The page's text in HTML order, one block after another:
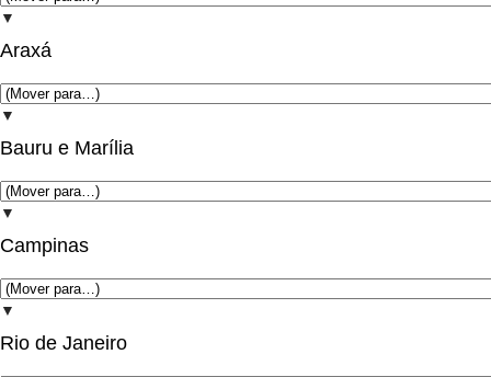
▼
Araxá
▼
Bauru e Marília
▼
Campinas
▼
Rio de Janeiro